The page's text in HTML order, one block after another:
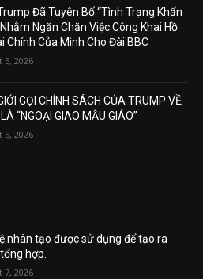
Đã Tuyên Bố “Tình Trạng Khẩn
Ngăn Chặn Việc Công Khai Hồ
Chính Của Mình Cho Đài BBC
5, 2026
GỌI CHÍNH SÁCH CỦA TRUMP VỀ
LÀ “NGOẠI GIAO MẪU GIÁO”
5, 2026
nhân tạo được sử dụng để tạo ra
hợp.
7, 2026